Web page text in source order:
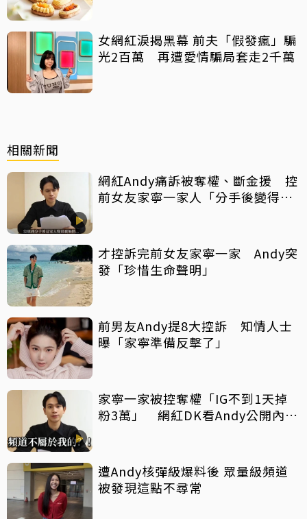
女網紅淚揭黑幕 前夫「假發瘋」騙
光2百萬 再遭愛情騙局套走2千萬
相關新聞
網紅Andy痛訴被奪權、斷金援 控
前女友家寧一家人「分手後變得無
才控訴完前女友家寧一家 Andy突
發「珍惜生命聲明」
前男友Andy提8大控訴 知情人士
曝「家寧準備反擊了」
家寧一家被控奪權「IG不到1天掉
粉3萬」 網紅DK看Andy公開內
遭Andy核彈級爆料後 眾量級頻道
被發現這點不尋常